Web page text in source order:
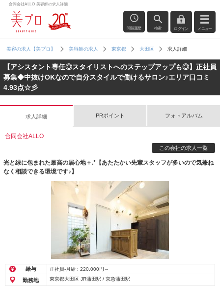
合同会社ALLO 美容師の求人詳細
閲覧履歴 検索 ログイン メニュー
美容の求人【美プロ】 美容師の求人 東京都 大田区 求人詳細
【アシスタント専任◎スタイリストへのステップアップも◎】正社員
募集◆中抜けOKなので自分スタイルで働けるサロン♪エリア口コミ
4.93点☆彡
求人詳細 PRポイント フォトアルバム
合同会社ALLO
この会社の求人一覧
光と緑に包まれた最高の居心地＋.*【あたたかい先輩スタッフが多いので気兼ね
なく相談できる環境です♪】
給与 正社員-月給 : 220,000円～
勤務地 東京都大田区 JR蒲田駅 / 京急蒲田駅